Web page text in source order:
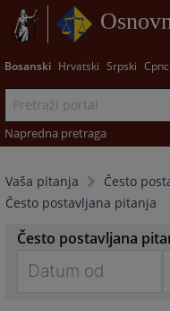
Bosanski Hrvatski Srpski
Napredna pretraga
Vaša pitanja
Često
Često postavljana pitanja
Često postavljana